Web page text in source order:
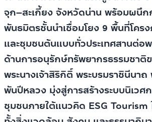
จุก–สะเกี้ยง จังหวัดน่าน พร้อมผนึ
พันธมิตรชั้นนำเชื่อมโยง 9 พื้นที่โครง
และชุมชนต้นแบบทั่วประเทศสานต่อ
ด้านการอนุรักษ์ทรัพยากรธรรมชาติ
พระนางเจ้าสิริกิติ์ พระบรมราชินีนา
พันปีหลวง มุ่งสู่การสร้างระบบนิเวศ
ชุมชนภายใต้แนวคิด ESG